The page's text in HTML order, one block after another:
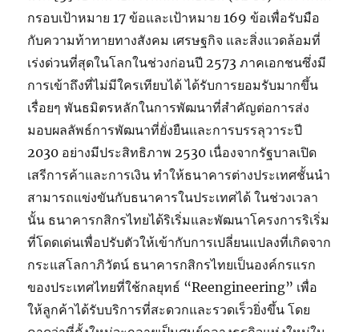
กรอบเป้าหมาย 17 ข้อและเป้าหมาย 169 ข้อเพื่อรับมือ
กับความท้าทายทางสังคม เศรษฐกิจ และสิ่งแวดล้อมที่
เร่งด่วนที่สุดในโลกในช่วงก่อนปี 2573 ภาคเอกชนซึ่งมี
การเข้าถึงที่ไม่มีใครเทียบได้ ได้รับการยอมรับมากขึ้น
เรื่อยๆ พันธมิตรหลักในการพัฒนาที่สำคัญต่อการส่ง
มอบผลลัพธ์การพัฒนาที่ยั่งยืนและการบรรลุวาระปี
2030 อย่างมีประสิทธิภาพ 2530 เนื่องจากรัฐบาลเปิด
เสรีการค้าและการเงิน ทำให้ธนาคารต่างประเทศชั้นนำ
สามารถแข่งขันกับธนาคารในประเทศได้ ในช่วงเวลา
นั้น ธนาคารกสิกรไทยได้ริเริ่มและพัฒนาโครงการริเริ่ม
ที่โดดเด่นเพื่อปรับตัวให้เข้ากับการเปลี่ยนแปลงที่เกิดจาก
กระแสโลกาภิวัตน์ ธนาคารกสิกรไทยเป็นองค์กรแรก
ของประเทศไทยที่ใช้กลยุทธ์ “Reengineering” เพื่อ
ให้ลูกค้าได้รับบริการที่สะดวกและรวดเร็วยิ่งขึ้น โดย